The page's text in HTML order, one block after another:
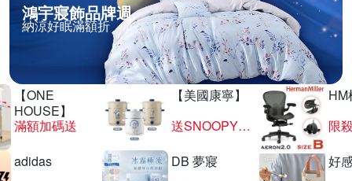
鴻宇寢飾品牌週
納涼好眠滿額折
【ONE
HOUSE】
滿額加碼送
【美國康寧】
送SNOOPY匙筷組
HM
限
adidas
DB 夢寢
好